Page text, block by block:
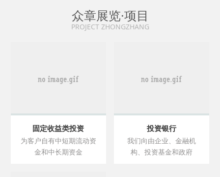
众章展览·项目
PROJECT ZHONGZHANG
固定收益类投资
为客户自有中短期流动资
金和中长期资金
投资银行
我们向由企业、金融机
构、投资基金和政府